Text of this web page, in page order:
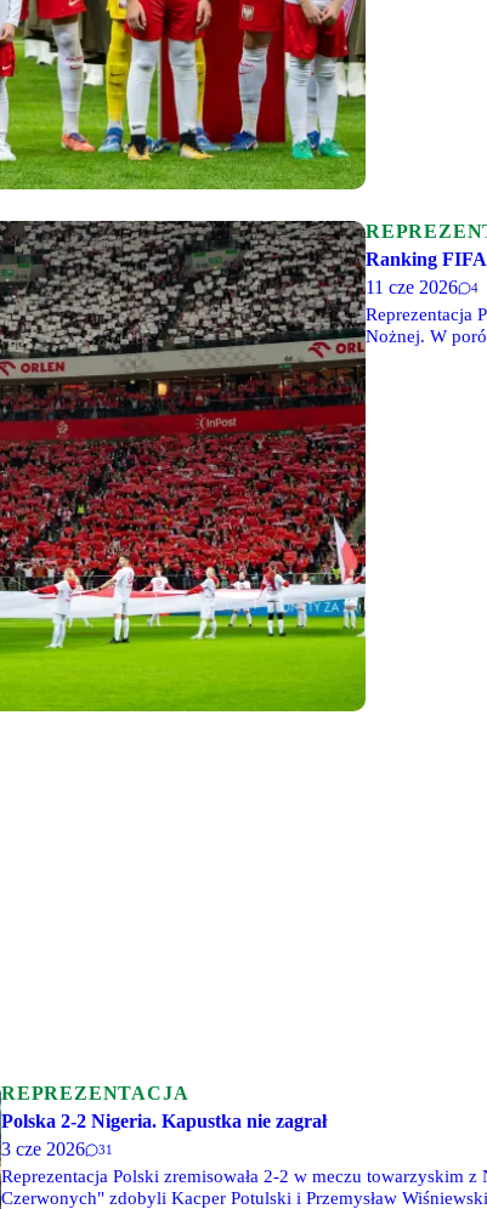
Ranking
11 cze 2026
4
Reprezentacja
Nożnej. W
REPREZENTACJA
Polska 2-2 Nigeria. Kapustka nie zagrał
3 cze 2026
31
Reprezentacja Polski zremisowała 2-2 w meczu towarzyskim
Czerwonych" zdobyli Kacper Potulski i Przemysław